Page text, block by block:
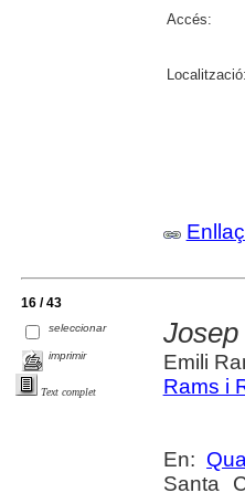
Accés:
Localització:
16 / 43
seleccionar
imprimir
Text complet
Emili
Rams i
En:
Santa